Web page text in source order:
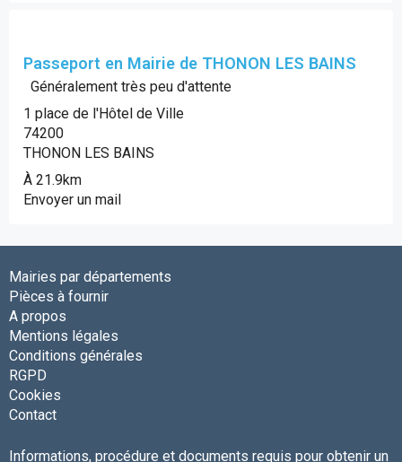
Passeport en Mairie de THONON LES BAINS
Généralement très peu d'attente
1 place de l'Hôtel de Ville
74200
THONON LES BAINS
À 21.9km
Envoyer un mail
Mairies par départements
Pièces à fournir
A propos
Mentions légales
Conditions générales
RGPD
Cookies
Contact
Informations, procédure et documents requis pour obtenir un